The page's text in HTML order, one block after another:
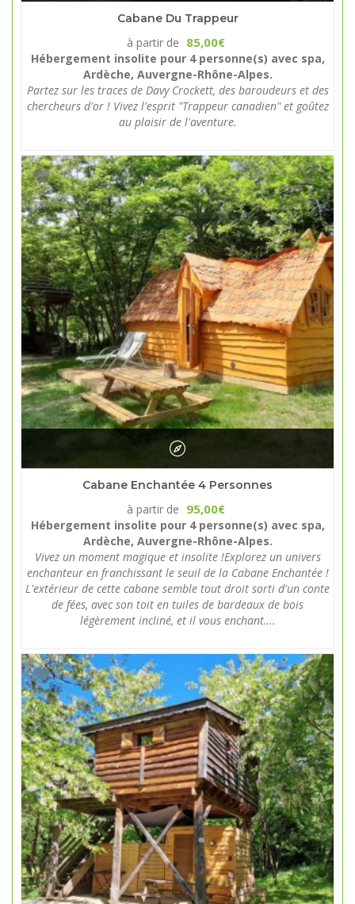
Cabane Du Trappeur
à partir de 85,00€
Hébergement insolite pour 4 personne(s) avec spa,
Ardèche, Auvergne-Rhône-Alpes.
Partez sur les traces de Davy Crockett, des baroudeurs et des
chercheurs d'or ! Vivez l'esprit "Trappeur canadien" et goûtez
au plaisir de l'aventure.
Cabane Enchantée 4 Personnes
à partir de 95,00€
Hébergement insolite pour 4 personne(s) avec spa,
Ardèche, Auvergne-Rhône-Alpes.
Vivez un moment magique et insolite !Explorez un univers
enchanteur en franchissant le seuil de la Cabane Enchantée !
L'extérieur de cette cabane semble tout droit sorti d'un conte
de fées, avec son toit en tuiles de bardeaux de bois
légèrement incliné, et il vous enchant….